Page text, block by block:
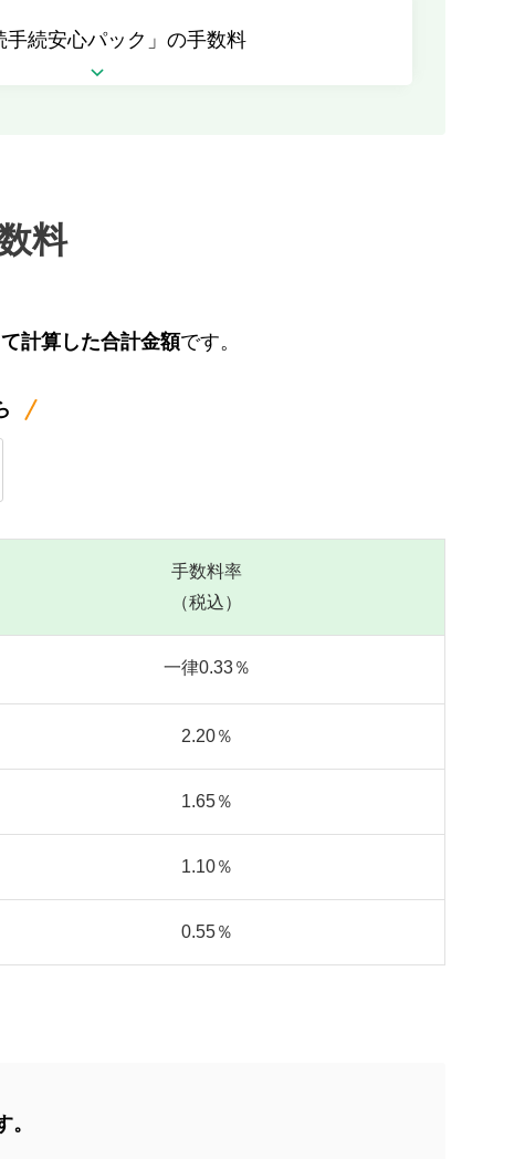
手続安心パック」の手数料
料
計算した合計金額です。
手数料率
（税込）
一律0.33％
2.20％
1.65％
1.10％
0.55％
。